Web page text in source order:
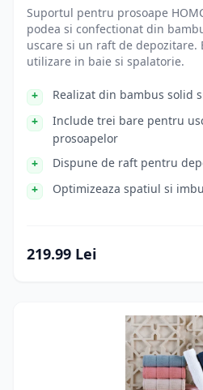
Suportul pentru prosoape
podea si confectionat din
uscare si un raft de depozitare.
utilizare in baie si spalatorie.
Realizat din bambus solid
Include trei bare pentru
prosoapelor
Dispune de raft pentru
Optimizeaza spatiul si
219.99 Lei